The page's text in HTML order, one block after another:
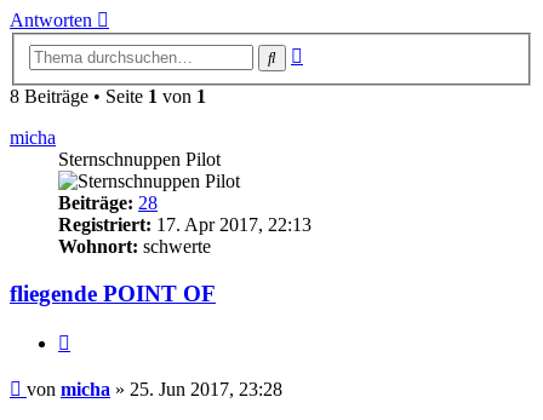
Antworten
Suche
8 Beiträge • Seite 1 von 1
micha
Sternschnuppen Pilot
Beiträge: 28
Registriert: 17. Apr 2017, 22:13
Wohnort: schwerte
fliegende POINT OF
Beitrag
von micha » 25. Jun 2017, 23:28